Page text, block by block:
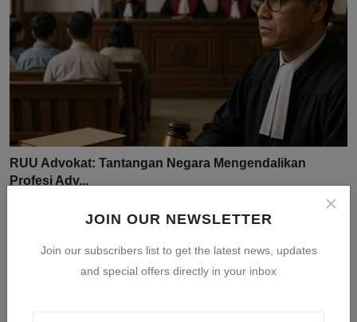
JOIN OUR NEWSLETTER
Join our subscribers list to get the latest news, updates
and special offers directly in your inbox
RUU Advokat: Tantangan Negara Mengendalikan
Profesi Adv...